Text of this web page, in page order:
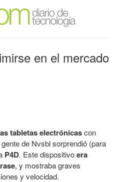
en el mercado
tabletas electrónicascon
gente de Nvsblsorprendió (para
P4D. Este dispositivoera
, y mostraba graves
y velocidad.